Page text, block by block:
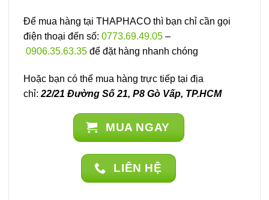
Để mua hàng tại THAPHACO thì bạn chỉ cần gọi
điện thoại đến số: 0773.69.49.05 –
0906.35.63.35 để đặt hàng nhanh chóng
Hoặc bạn có thể mua hàng trực tiếp tại địa
chỉ: 22/21 Đường Số 21, P8 Gò Vấp, TP.HCM
MUA NGAY
LIÊN HỆ